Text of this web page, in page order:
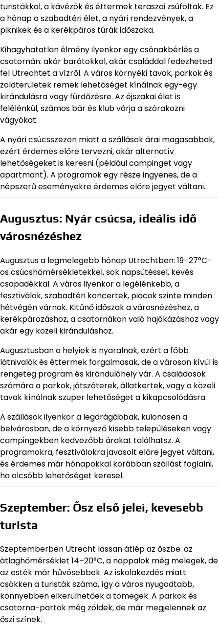
turistákkal, a kávézók és éttermek teraszai zsúfoltak. Ez
a hónap a szabadtéri élet, a nyári rendezvények, a
piknikek és a kerékpáros túrák időszaka.
Kihagyhatatlan élmény ilyenkor egy csónakbérlés a
csatornán: akár barátokkal, akár családdal fedezheted
fel Utrechtet a vízről. A város környéki tavak, parkok és
zöldterületek remek lehetőséget kínálnak egy-egy
kirándulásra vagy fürdőzésre. Az éjszakai élet is
felélénkül, számos bár és klub várja a szórakozni
vágyókat.
A nyári csúcsszezon miatt a szállások árai magasabbak,
ezért érdemes előre tervezni, akár alternatív
lehetőségeket is keresni (például campinget vagy
apartmant). A programok egy része ingyenes, de a
népszerű eseményekre érdemes előre jegyet váltani.
Augusztus: Nyár csúcsa, ideális idő
városnézéshez
Augusztus a legmelegebb hónap Utrechtben: 19–27°C-
os csúcshőmérsékletekkel, sok napsütéssel, kevés
csapadékkal. A város ilyenkor a legélénkebb, a
fesztiválok, szabadtéri koncertek, piacok szinte minden
hétvégén várnak. Kitűnő időszak a városnézéshez, a
kerékpározáshoz, a csatornákon való hajókázáshoz vagy
akár egy közeli kiránduláshoz.
Augusztusban a helyiek is nyaralnak, ezért a főbb
látnivalók és éttermek forgalmasak, de a városon kívül is
rengeteg program és kirándulóhely vár. A családosok
számára a parkok, játszóterek, állatkertek, vagy a közeli
tavak kínálnak szuper lehetőséget a kikapcsolódásra.
A szállások ilyenkor a legdrágábbak, különösen a
belvárosban, de a környező kisebb településeken vagy
campingekben kedvezőbb árakat találhatsz. A
programokra, fesztiválokra javasolt előre jegyet váltani,
és érdemes már hónapokkal korábban szállást foglalni,
ha olcsóbb lehetőséget keresel.
Szeptember: Ősz első jelei, kevesebb
turista
Szeptemberben Utrecht lassan átlép az őszbe: az
átlaghőmérséklet 14–20°C, a nappalok még melegek, de
az esték már hűvösebbek. Az iskolakezdés miatt
csökken a turisták száma, így a város nyugodtabb,
könnyebben elkerülhetőek a tömegek. A parkok és
csatorna-partok még zöldek, de már megjelennek az
őszi színek.